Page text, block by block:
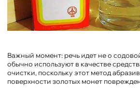
Важный момент: речь идет не о
обычно используют в качестве
очистки, поскольку этот метод
поверхности золотых монет